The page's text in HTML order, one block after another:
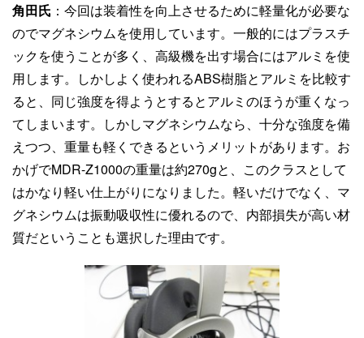
角田氏 ：今回は装着性を向上させるために軽量化が必要な
のでマグネシウムを使用しています。一般的にはプラスチ
ックを使うことが多く、高級機を出す場合にはアルミを使
用します。しかしよく使われるABS樹脂とアルミを比較す
ると、同じ強度を得ようとするとアルミのほうが重くなっ
てしまいます。しかしマグネシウムなら、十分な強度を備
えつつ、重量も軽くできるというメリットがあります。お
かげでMDR-Z1000の重量は約270gと、このクラスとして
はかなり軽い仕上がりになりました。軽いだけでなく、マ
グネシウムは振動吸収性に優れるので、内部損失が高い材
質だということも選択した理由です。